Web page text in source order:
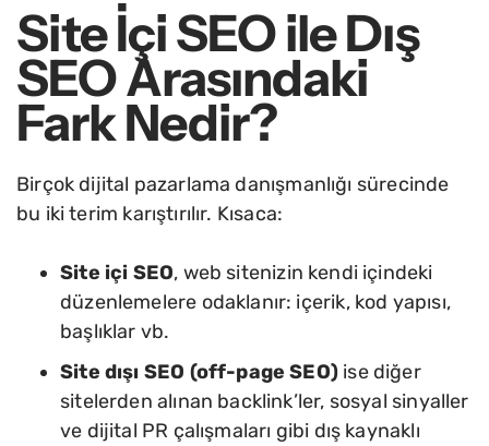
Site İçi SEO ile Dış
SEO Arasındaki
Fark Nedir?
Birçok dijital pazarlama danışmanlığı sürecinde
bu iki terim karıştırılır. Kısaca:
Site içi SEO, web sitenizin kendi içindeki
düzenlemelere odaklanır: içerik, kod yapısı,
başlıklar vb.
Site dışı SEO (off-page SEO) ise diğer
sitelerden alınan backlink’ler, sosyal sinyaller
ve dijital PR çalışmaları gibi dış kaynaklı